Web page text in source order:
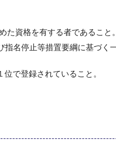
資格を有する者であること。
名停止等措置要綱に基づく
で登録されていること。